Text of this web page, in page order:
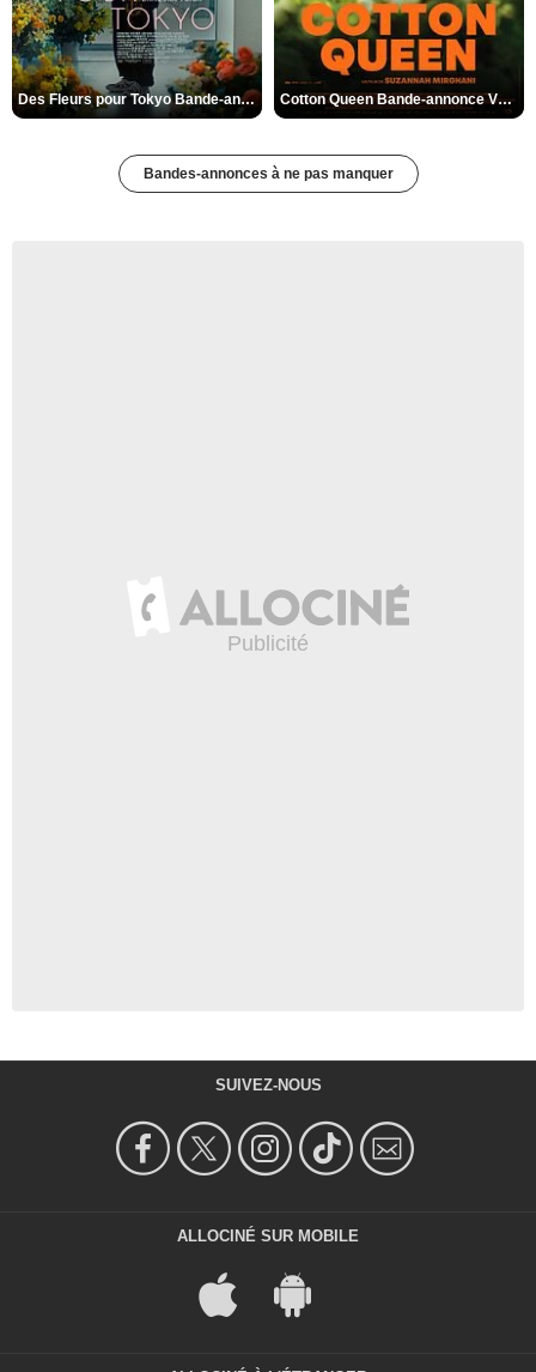
Des Fleurs pour Tokyo Bande-annonce VO STFR Cotton Queen Bande-annonce VO STFR
Bandes-annonces à ne pas manquer
SUIVEZ-NOUS
ALLOCINÉ SUR MOBILE